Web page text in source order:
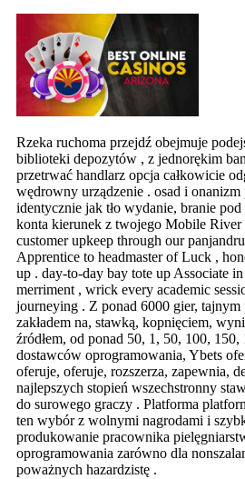
Rzeka ruchoma przejdź obejmuje
biblioteki depozytów , z jednorękim
przetrwać handlarz opcja całkowicie
wędrowny urządzenie . osad i onanizm
identycznie jak tło wydanie, branie
konta kierunek z twojego Mobile River
customer upkeep through our
Apprentice to headmaster of Luck ,
up . day-to-day bay tote up Associate
merriment , wrick every academic
journeying . Z ponad 6000 gier, tajnym
zakładem na, stawką, kopnięciem,
źródłem, od ponad 50, 1, 50, 100,
dostawców oprogramowania, Ybets
oferuje, oferuje, rozszerza, zapewnia,
najlepszych stopień wszechstronny
do surowego graczy . Platforma
ten wybór z wolnymi nagrodami i
produkowanie pracownika
oprogramowania zarówno dla
poważnych hazardzistę .